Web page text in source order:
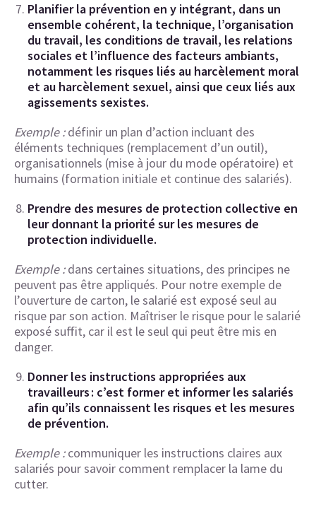
Planifier la prévention en y intégrant, dans un
ensemble cohérent, la technique, l’organisation
du travail, les conditions de travail, les relations
sociales et l’influence des facteurs ambiants,
notamment les risques liés au harcèlement moral
et au harcèlement sexuel, ainsi que ceux liés aux
agissements sexistes.
Exemple :définir un plan d’action incluant des
éléments techniques (remplacement d’un outil),
organisationnels (mise à jour du mode opératoire) et
humains (formation initiale et continue des salariés).
Prendre des mesures de protection collective en
leur donnant la priorité sur les mesures de
protection individuelle.
Exemple :dans certaines situations, des principes ne
peuvent pas être appliqués. Pour notre exemple de
l’ouverture de carton, le salarié est exposé seul au
risque par son action. Maîtriser le risque pour le salarié
exposé suffit, car il est le seul qui peut être mis en
danger.
Donner les instructions appropriées aux
travailleurs : c’est former et informer les salariés
afin qu’ils connaissent les risques et les mesures
de prévention.
Exemple :communiquer les instructions claires aux
salariés pour savoir comment remplacer la lame du
cutter.